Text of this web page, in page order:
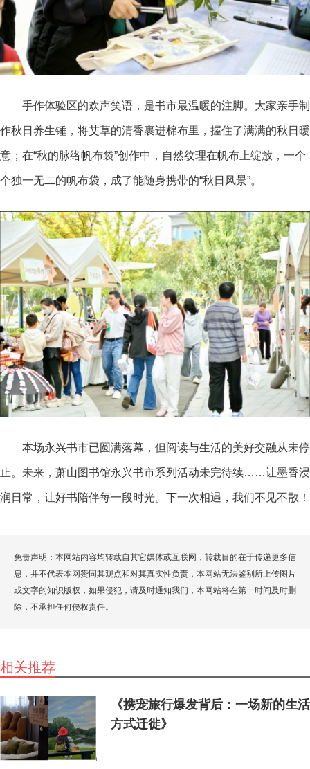
手作体验区的欢声笑语，是书市最温暖的注脚。大家亲手制
作秋日养生锤，将艾草的清香裹进棉布里，握住了满满的秋日暖
意；在“秋的脉络帆布袋”创作中，自然纹理在帆布上绽放，一个
个独一无二的帆布袋，成了能随身携带的“秋日风景”。
本场永兴书市已圆满落幕，但阅读与生活的美好交融从未停
止。未来，萧山图书馆永兴书市系列活动未完待续……让墨香浸
润日常，让好书陪伴每一段时光。下一次相遇，我们不见不散！
免责声明：本网站内容均转载自其它媒体或互联网，转载目的在于传递更多信
息，并不代表本网赞同其观点和对其真实性负责，本网站无法鉴别所上传图片
或文字的知识版权，如果侵犯，请及时通知我们，本网站将在第一时间及时删
除，不承担任何侵权责任。
相关推荐
《携宠旅行爆发背后：一场新的生活
方式迁徙》